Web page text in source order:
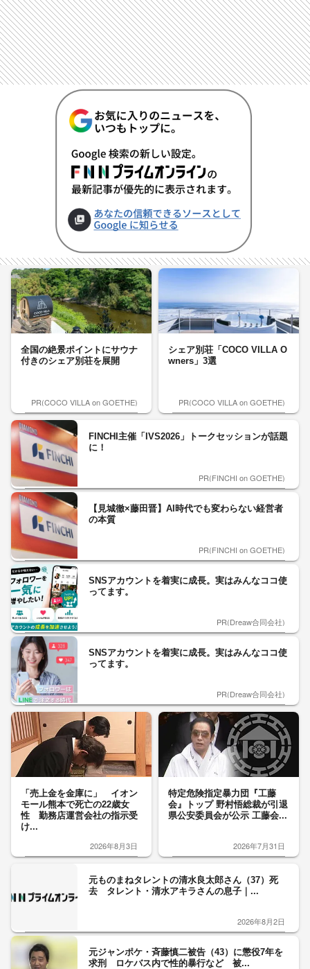
全国の絶景ポイントにサウナ
付きのシェア別荘を展開
PR(COCO VILLA on GOETHE)
シェア別荘「COCO VILLA O
wners」3選
PR(COCO VILLA on GOETHE)
FINCHI主催「IVS2026」トークセッションが話題
に！
PR(FINCHI on GOETHE)
【見城徹×藤田晋】AI時代でも変わらない経営者
の本質
PR(FINCHI on GOETHE)
SNSアカウントを着実に成長。実はみんなココ使
ってます。
PR(Dreaw合同会社)
SNSアカウントを着実に成長。実はみんなココ使
ってます。
PR(Dreaw合同会社)
「売上金を金庫に」 イオン
モール熊本で死亡の22歳女
性 勤務店運営会社の指示受
け...
2026年8月3日
特定危険指定暴力団『工藤
会』トップ 野村悟総裁が引退
県公安委員会が公示 工藤会...
2026年7月31日
元ものまねタレントの清水良太郎さん（37）死
去 タレント・清水アキラさんの息子｜...
2026年8月2日
元ジャンポケ・斉藤慎二被告（43）に懲役7年を
求刑 ロケバス内で性的暴行など 被...